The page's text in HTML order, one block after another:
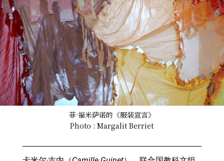
菲·福米萨诺的《服装宣言》
Photo : Margalit Berriet